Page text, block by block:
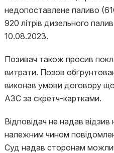
недопоставлене паливо
920 літрів дизельного
10.08.2023.
Позивач також просив
витрати. Позов
виконав умови договору
АЗС за скретч-картками.
Відповідач не надав
належним чином
Суд надав сторонам